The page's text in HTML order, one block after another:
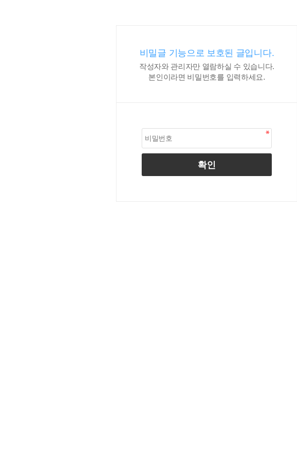
비밀글 기능으로 보호된 글입니다.
작성자와 관리자만 열람하실 수 있습니다.
본인이라면 비밀번호를 입력하세요.